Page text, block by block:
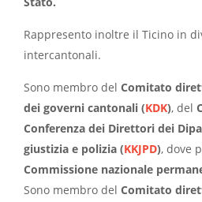
Rappresento inoltre il Ticino in
intercantonali.
Sono membro del Comitato
dei governi cantonali (KDK), del
Conferenza dei Direttori dei
giustizia e polizia (KKJPD), dove
Commissione nazionale
Sono membro del Comitato